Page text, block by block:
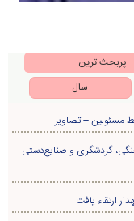
پربحث ترین
سال
مسئولین + تصاویر
گردشگری و صنایع‌دستی